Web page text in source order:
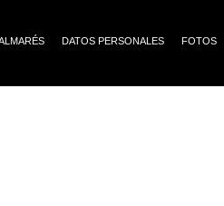
DATOS PERSONALES FOTOS